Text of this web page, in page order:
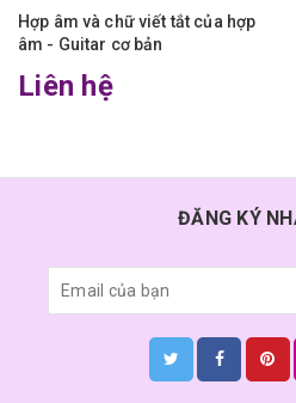
Hợp âm và chữ viết tắt của hợp
âm - Guitar cơ bản
Liên hệ
ĐĂNG KÝ